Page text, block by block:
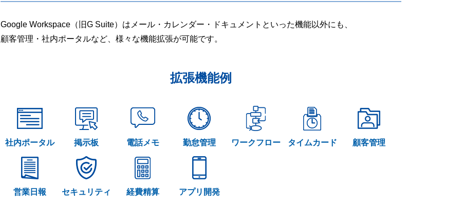
Google Workspace（旧G Suite）はメール・カレンダー・ドキュメントといった機能以外にも、
顧客管理・社内ポータルなど、様々な機能拡張が可能です。
拡張機能例
社内ポータル 掲示板 電話メモ 勤怠管理 ワークフロー タイムカード 顧客管理
営業日報 セキュリティ 経費精算 アプリ開発